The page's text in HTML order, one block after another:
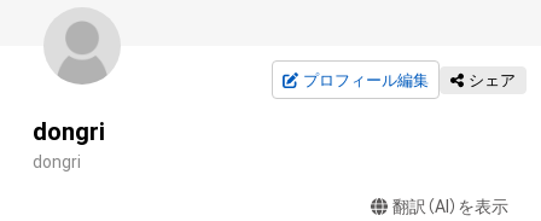
プロフィール編集 シェア
dongri
dongri
翻訳（AI）を表示